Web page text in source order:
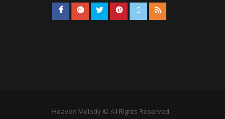
Heaven Melody © All Rights Reserved.